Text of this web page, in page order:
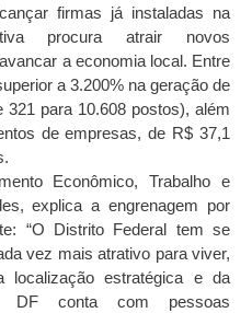
firmas já instaladas na
procura atrair novos
a economia local. Entre
a 3.200% na geração de
para 10.608 postos), além
de empresas, de R$ 37,1
Econômico, Trabalho e
explica a engrenagem por
“O Distrito Federal tem se
vez mais atrativo para viver,
localização estratégica e da
DF conta com pessoas